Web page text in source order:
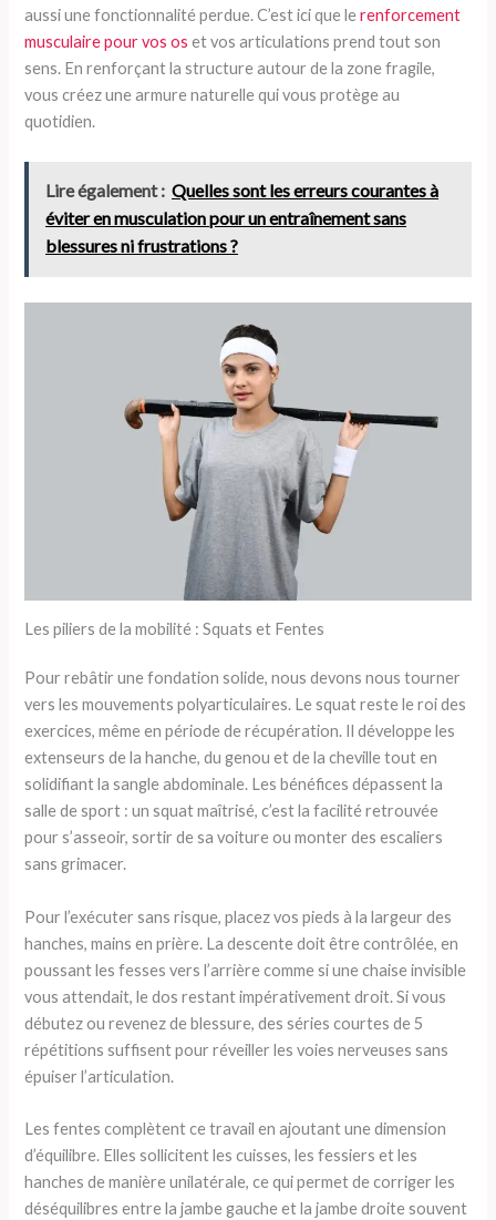
aussi une fonctionnalité perdue. C’est ici que lerenforcement
musculaire pour vos os et vos articulations prend tout son
sens. En renforçant la structure autour de la zone fragile,
vous créez une armure naturelle qui vous protège au
quotidien.
Lire également : Quelles sont les erreurs courantes à
éviter en musculation pour un entraînement sans
blessures ni frustrations ?
Les piliers de la mobilité : Squats et Fentes
Pour rebâtir une fondation solide, nous devons nous tourner
vers les mouvements polyarticulaires. Le squat reste le roi des
exercices, même en période de récupération. Il développe les
extenseurs de la hanche, du genou et de la cheville tout en
solidifiant la sangle abdominale. Les bénéfices dépassent la
salle de sport : un squat maîtrisé, c’est la facilité retrouvée
pour s’asseoir, sortir de sa voiture ou monter des escaliers
sans grimacer.
Pour l’exécuter sans risque, placez vos pieds à la largeur des
hanches, mains en prière. La descente doit être contrôlée, en
poussant les fesses vers l’arrière comme si une chaise invisible
vous attendait, le dos restant impérativement droit. Si vous
débutez ou revenez de blessure, des séries courtes de 5
répétitions suffisent pour réveiller les voies nerveuses sans
épuiser l’articulation.
Les fentes complètent ce travail en ajoutant une dimension
d’équilibre. Elles sollicitent les cuisses, les fessiers et les
hanches de manière unilatérale, ce qui permet de corriger les
déséquilibres entre la jambe gauche et la jambe droite souvent